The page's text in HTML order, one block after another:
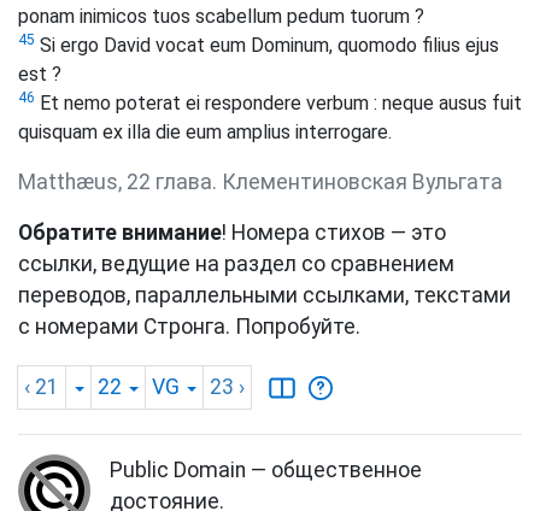
ponam inimicos tuos scabellum pedum tuorum ?
45 Si ergo David vocat eum Dominum, quomodo filius ejus
est ?
46 Et nemo poterat ei respondere verbum : neque ausus fuit
quisquam ex illa die eum amplius interrogare.
Matthæus, 22 глава. Клементиновская Вульгата
Обратите внимание! Номера стихов — это
ссылки, ведущие на раздел со сравнением
переводов, параллельными ссылками, текстами
с номерами Стронга. Попробуйте.
‹ 21 22 VG 23 ›
Public Domain — общественное
достояние.